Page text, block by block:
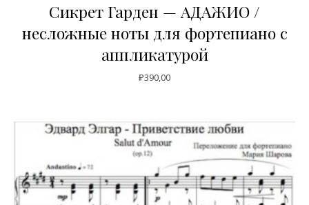
Сикрет Гарден — АДАЖИО /
несложные ноты для фортепиано с
аппликатурой
₽390,00